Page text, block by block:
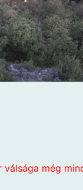
válsága még